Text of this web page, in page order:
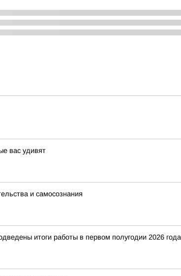
вас удивят
и самосознания
итоги работы в первом полугодии 2026 года